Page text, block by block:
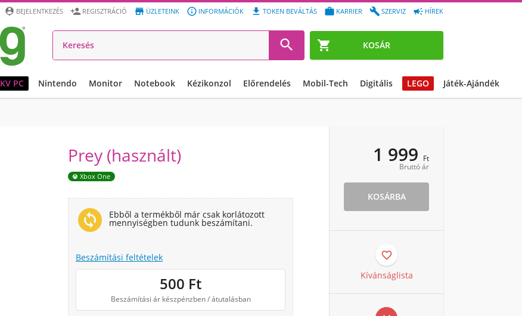
 KOSÁR
 HÍREK
 SZERVIZ
 KARRIER
 TOKEN BEVÁLTÁS
 INFORMÁCIÓK
 ÜZLETEINK
 REGISZTRÁCIÓ
 BEJELENTKEZÉS

KV PC Nintendo Monitor Notebook Kézikonzol Előrendelés Mobil-Tech Digitális LEGO Játék-Ajándék
Prey (használt)
Xbox One
change_circle Ebből a termékből már csak korlátozott
mennyiségben tudunk beszámítani.
Beszámítási feltételek
500 Ft
Beszámítási ár készpénzben / átutalásban
1 999 Ft
Bruttó ár
KOSÁRBA

Kívánságlista